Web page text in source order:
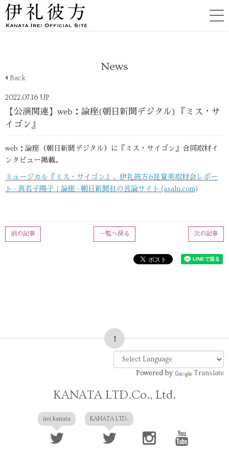
News
Back
2022.07.16 UP
【公演関連】web：論座(朝日新聞デジタル) 『ミス・サ
イゴン』
web：論座（朝日新聞デジタル）に『ミス・サイゴン』合同取材イ
ンタビュー掲載。
ミュージカル『ミス・サイゴン』、伊礼彼方&昆夏美取材会レポー
ト - 真名子陽子｜論座 - 朝日新聞社の言論サイト (asahi.com)
次の記事
一覧へ戻る
前の記事
Powered by Translate
KANATA LTD.Co., Ltd.
irei kanata KANATA LTD.